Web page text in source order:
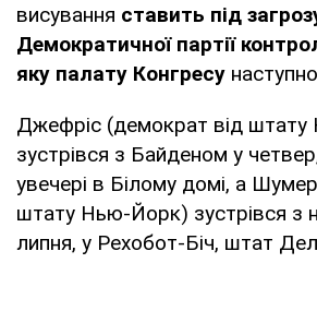
висування ставить під
Демократичної партії
яку палату Конгресу
Джефріс (демократ від
зустрівся з Байденом у
увечері в Білому домі, а
штату Нью-Йорк) зустрівся з
липня, у Рехобот-Біч, штат